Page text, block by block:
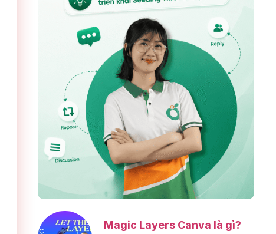
Magic Layers Canva là gì?